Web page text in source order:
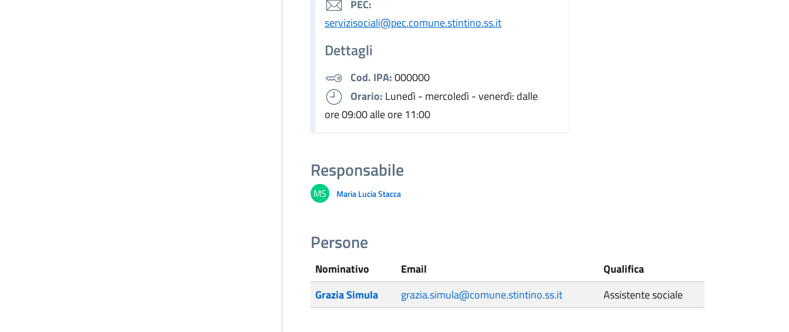
PEC:
servizisociali@pec.comune.stintino.ss.it
Dettagli
Cod. IPA:000000
Orario: Lunedì - mercoledì - venerdì: dalle
ore 09:00 alle ore 11:00
Responsabile
MS Maria Lucia Stacca
Persone
Nominativo Email
Qualifica
Grazia Simula
grazia.simula@comune.stintino.ss.it Assistente sociale